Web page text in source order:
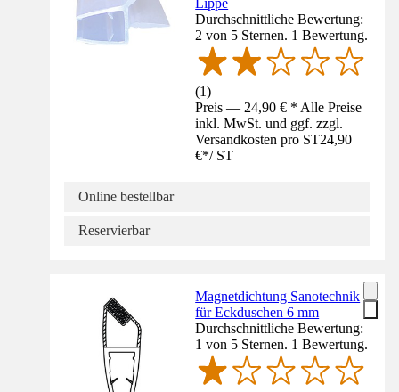
Lippe
Durchschnittliche Bewertung:
2 von 5 Sternen. 1 Bewertung.
(1)
Preis — 24,90 € * Alle Preise
inkl. MwSt. und ggf. zzgl.
Versandkosten pro ST24,90
€*/ ST
Online bestellbar
Reservierbar
Magnetdichtung Sanotechnik
für Eckduschen 6 mm
Durchschnittliche Bewertung:
1 von 5 Sternen. 1 Bewertung.